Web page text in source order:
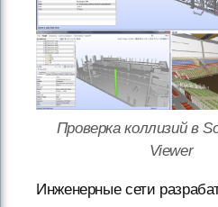
Проверка коллизий в
Viewer
Инженерные сети